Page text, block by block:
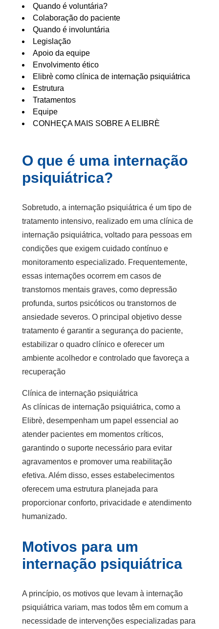
Quando é voluntária?
Colaboração do paciente
Quando é involuntária
Legislação
Apoio da equipe
Envolvimento ético
Elibrè como clínica de internação psiquiátrica
Estrutura
Tratamentos
Equipe
CONHEÇA MAIS SOBRE A ELIBRÈ
O que é uma internação
psiquiátrica?
Sobretudo, a internação psiquiátrica é um tipo de
tratamento intensivo, realizado em uma clínica de
internação psiquiátrica, voltado para pessoas em
condições que exigem cuidado contínuo e
monitoramento especializado. Frequentemente,
essas internações ocorrem em casos de
transtornos mentais graves, como depressão
profunda, surtos psicóticos ou transtornos de
ansiedade severos. O principal objetivo desse
tratamento é garantir a segurança do paciente,
estabilizar o quadro clínico e oferecer um
ambiente acolhedor e controlado que favoreça a
recuperação
Clínica de internação psiquiátrica
As clínicas de internação psiquiátrica, como a
Elibrè, desempenham um papel essencial ao
atender pacientes em momentos críticos,
garantindo o suporte necessário para evitar
agravamentos e promover uma reabilitação
efetiva. Além disso, esses estabelecimentos
oferecem uma estrutura planejada para
proporcionar conforto, privacidade e atendimento
humanizado.
Motivos para um
internação psiquiátrica
A princípio, os motivos que levam à internação
psiquiátrica variam, mas todos têm em comum a
necessidade de intervenções especializadas para